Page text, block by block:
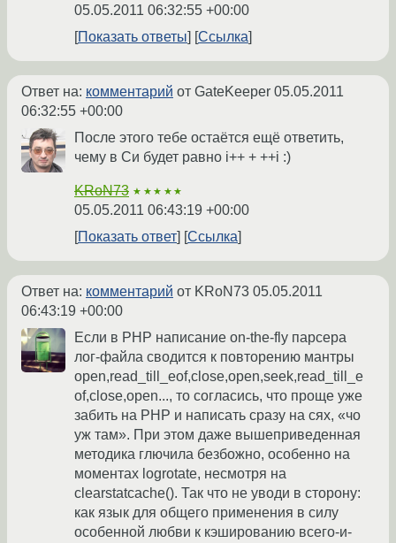
05.05.2011 06:32:55 +00:00
Показать ответы
Ссылка
Ответ на: комментарий от GateKeeper 05.05.2011
06:32:55 +00:00
После этого тебе остаётся ещё ответить,
чему в Си будет равно i++ + ++i :)
KRoN73 ★★★★★
05.05.2011 06:43:19 +00:00
Показать ответ
Ссылка
Ответ на: комментарий от KRoN73 05.05.2011
06:43:19 +00:00
Если в PHP написание on-the-fly парсера
лог-файла сводится к повторению мантры
open,read_till_eof,close,open,seek,read_till_e
of,close,open..., то согласись, что проще уже
забить на PHP и написать сразу на сях, «чо
уж там». При этом даже вышеприведенная
методика глючила безбожно, особенно на
моментах logrotate, несмотря на
clearstatcache(). Так что не уводи в сторону:
как язык для общего применения в силу
особенной любви к кэшированию всего-и-